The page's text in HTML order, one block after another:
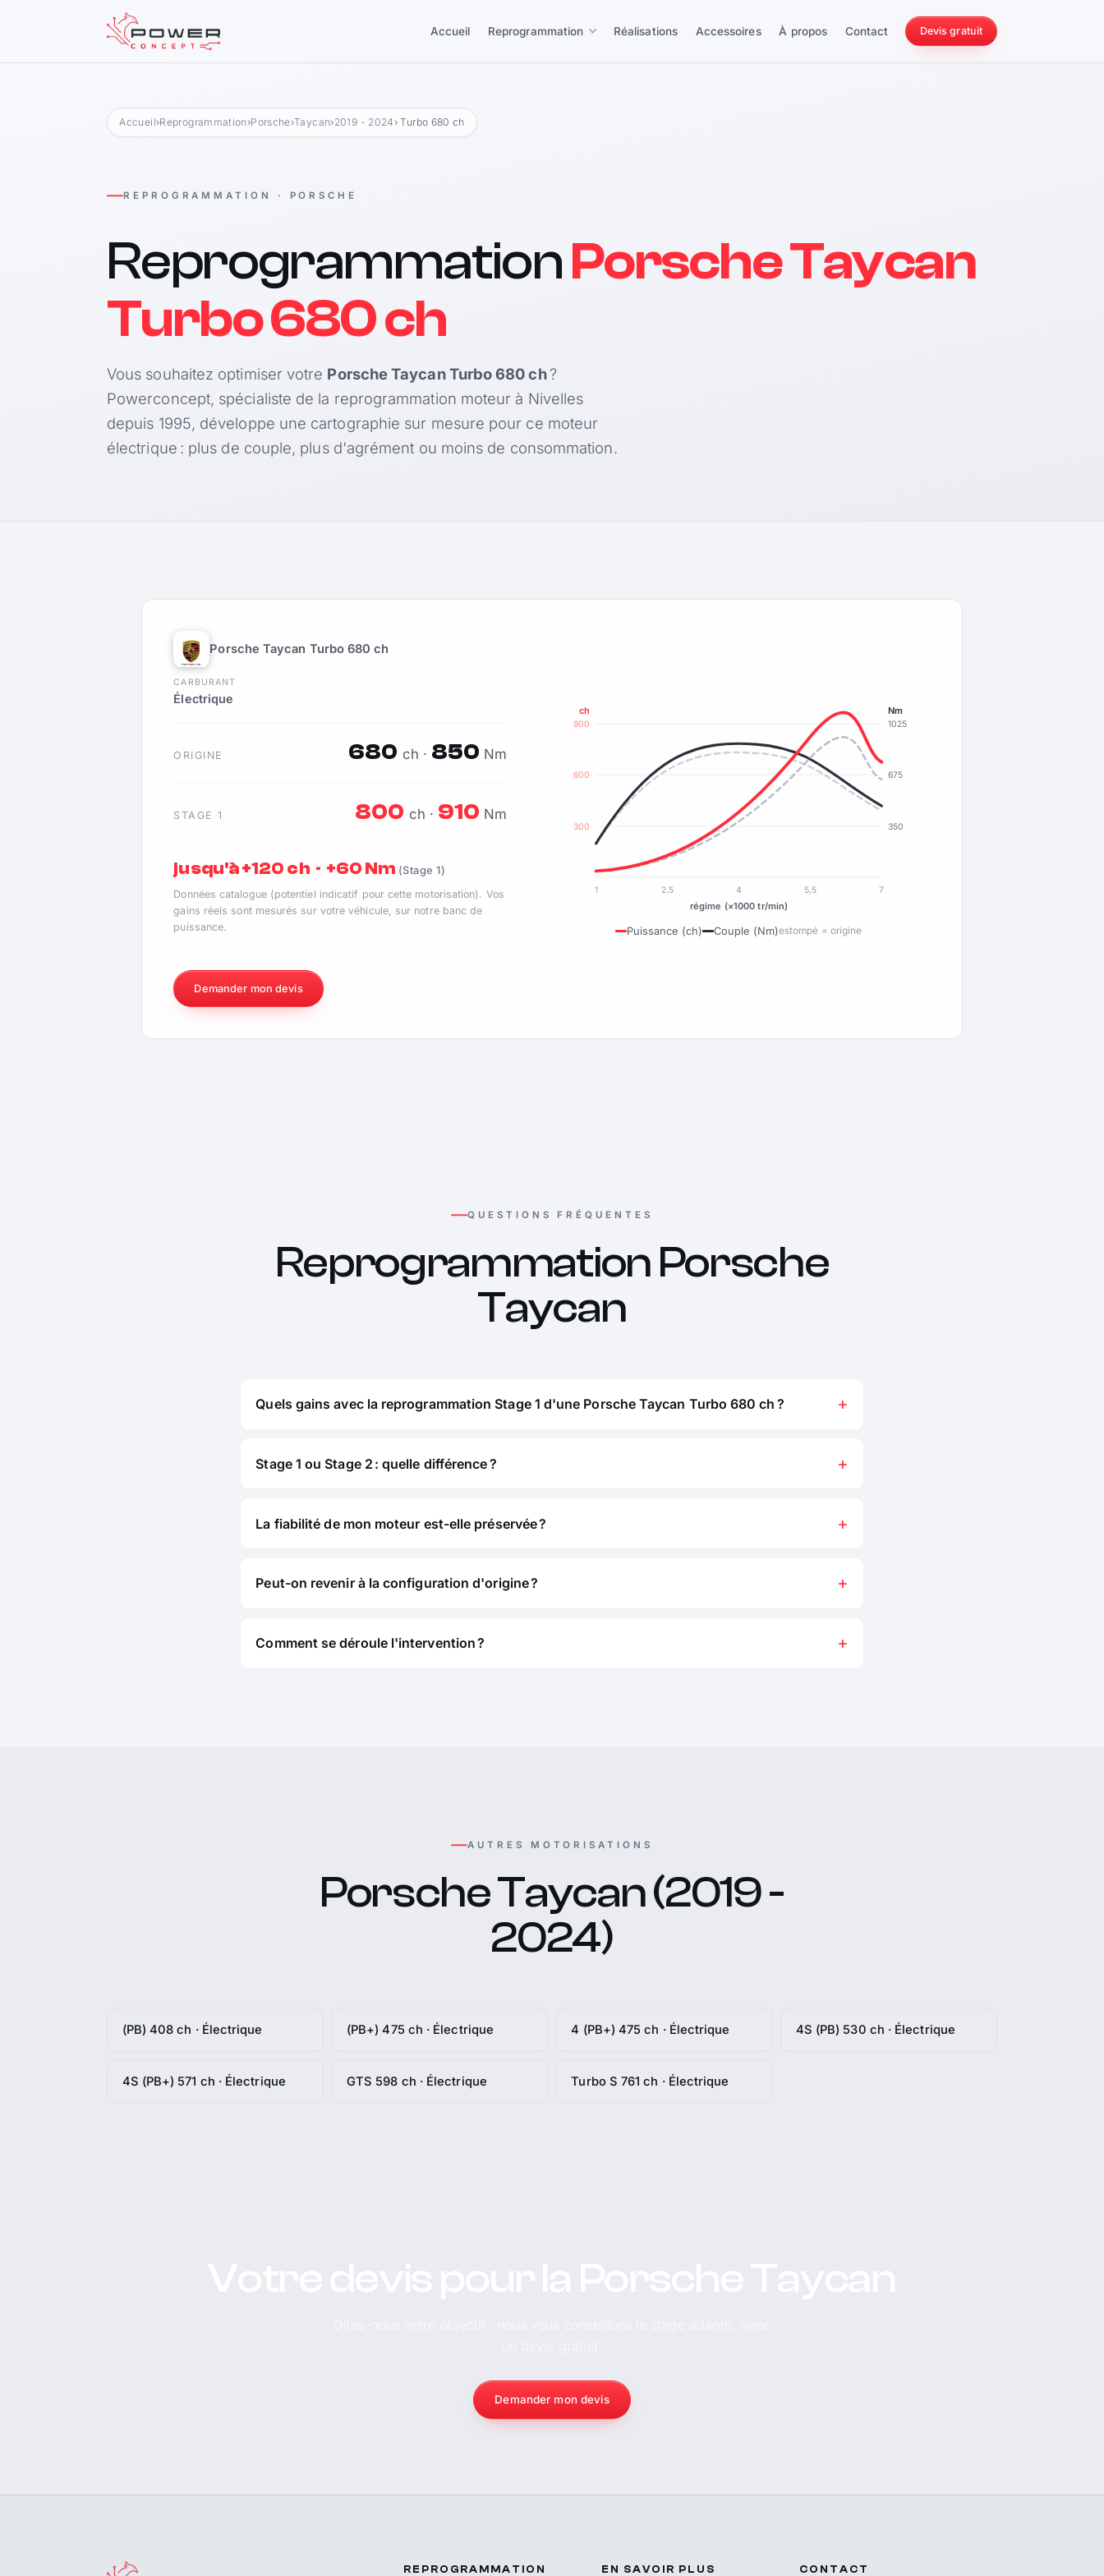
Accueil Reprogrammation Réalisations Accessoires À propos Contact Devis gratuit
228 Nm
Accueil›Reprogrammation ›Porsche›Taycan›2019 - 2024 › Turbo 680 ch
REPROGRAMMATION · PORSCHE
ReprogrammationPorsche Taycan
Turbo 680 ch
Vous souhaitez optimiser votre Porsche Taycan Turbo 680 ch?
Powerconcept, spécialiste de la reprogrammation moteur à Nivelles
depuis 1995, développe une cartographie sur mesure pour ce moteur
électrique : plus de couple, plus d'agrément ou moins de consommation.
Porsche Taycan Turbo 680 ch
CARBURANT
Électrique
ORIGINE 680 ch · 850 Nm
STAGE 1 800 ch · 910 Nm
jusqu'à +120 ch · +60 Nm (Stage 1)
Données catalogue (potentiel indicatif pour cette motorisation). Vos
gains réels sont mesurés sur votre véhicule, sur notre banc de
puissance.
300
600
900
350
675
1025
ch Nm
1 2,5 4 5,5 7
régime (×1000 tr/min)
Puissance (ch) Couple (Nm)estompé = origine
Demander mon devis
QUESTIONS FRÉQUENTES
Reprogrammation Porsche
Taycan
Quels gains avec la reprogrammation Stage 1 d'une Porsche Taycan Turbo 680 ch ?
Stage 1 ou Stage 2 : quelle différence ?
La fiabilité de mon moteur est-elle préservée ?
Peut-on revenir à la configuration d'origine ?
Comment se déroule l'intervention ?
AUTRES MOTORISATIONS
Porsche Taycan (2019 -
2024)
(PB) 408 ch · Électrique (PB+) 475 ch · Électrique 4 (PB+) 475 ch · Électrique 4S (PB) 530 ch · Électrique
4S (PB+) 571 ch · Électrique GTS 598 ch · Électrique Turbo S 761 ch · Électrique
Demander mon devis
REPROGRAMMATION EN SAVOIR PLUS CONTACT